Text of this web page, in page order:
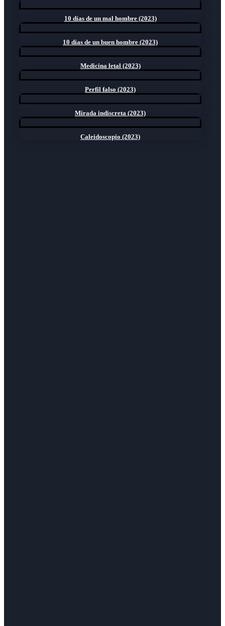
10 días de un mal hombre (2023)
10 días de un buen hombre (2023)
Medicina letal (2023)
Perfil falso (2023)
Mirada indiscreta (2023)
Caleidoscopio (2023)